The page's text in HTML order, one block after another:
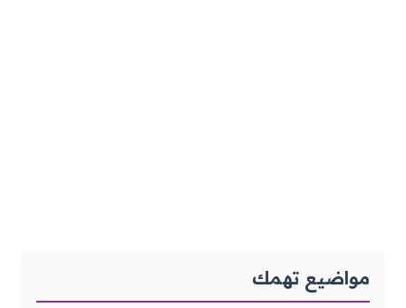
مواضيع تهمك